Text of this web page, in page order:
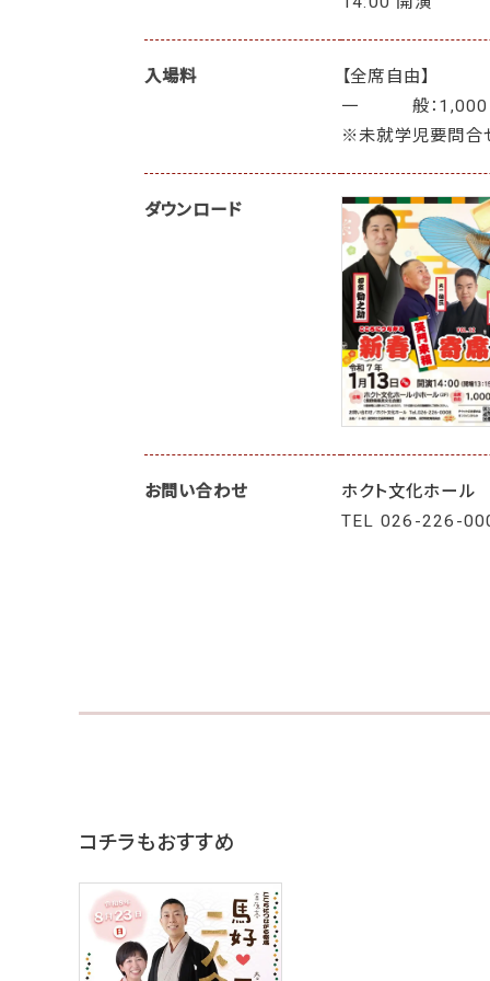
入場料
【全席自由】
一 般：1,000
※未就学児要問合
ダウンロード
お問い合わせ
ホクト文化ホール
TEL 026-226-
コチラもおすすめ